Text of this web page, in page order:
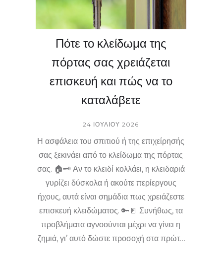
πελάτης μας. 🤩
Πότε το κλείδωμα της
πόρτας σας χρειάζεται
επισκευή και πώς να το
καταλάβετε
24 ΙΟΥΛΊΟΥ 2026
Η ασφάλεια του σπιτιού ή της επιχείρησής
σας ξεκινάει από το κλείδωμα της πόρτας
σας. 🏠🗝️ Αν το κλειδί κολλάει, η κλειδαριά
γυρίζει δύσκολα ή ακούτε περίεργους
ήχους, αυτά είναι σημάδια πως χρειάζεστε
επισκευή κλειδώματος. 🔑🚪 Συνήθως, τα
προβλήματα αγνοούνται μέχρι να γίνει η
ζημιά, γι’ αυτό δώστε προσοχή στα πρώτα